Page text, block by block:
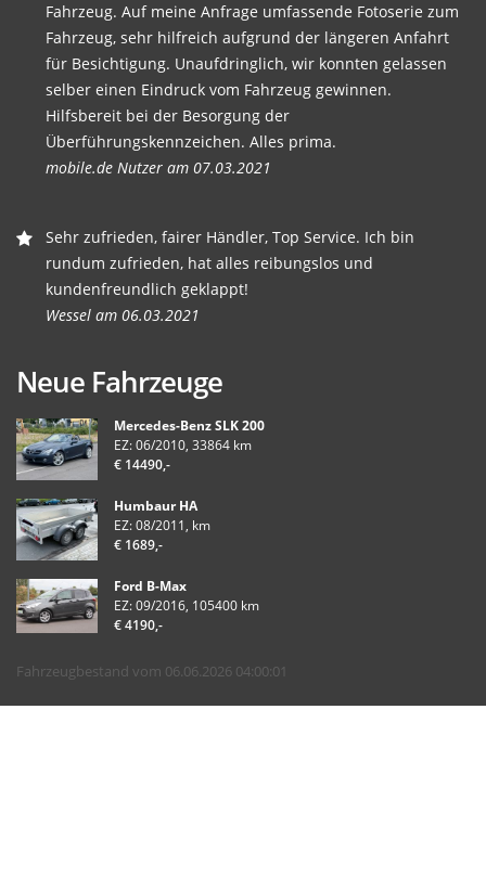
Fahrzeug. Auf meine Anfrage umfassende Fotoserie zum
Fahrzeug, sehr hilfreich aufgrund der längeren Anfahrt
für Besichtigung. Unaufdringlich, wir konnten gelassen
selber einen Eindruck vom Fahrzeug gewinnen.
Hilfsbereit bei der Besorgung der
Überführungskennzeichen. Alles prima.
mobile.de Nutzer am 07.03.2021
Sehr zufrieden, fairer Händler, Top Service. Ich bin
rundum zufrieden, hat alles reibungslos und
kundenfreundlich geklappt!
Wessel am 06.03.2021
Neue Fahrzeuge
Mercedes-Benz SLK 200
EZ: 06/2010, 33864 km
€ 14490,-
Humbaur HA
EZ: 08/2011, km
€ 1689,-
Ford B-Max
EZ: 09/2016, 105400 km
€ 4190,-
Fahrzeugbestand vom 06.06.2026 04:00:01